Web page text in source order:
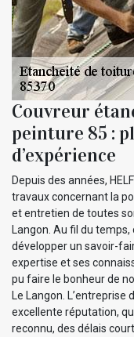
Couvreur
peinture 85 :
d’expérience
Depuis des années,
travaux concernant la
et entretien de toutes
Langon. Au fil du temps,
développer un savoir-
expertise et ses
pu faire le bonheur de
Le Langon. L’entreprise
excellente réputation,
reconnu, des délais